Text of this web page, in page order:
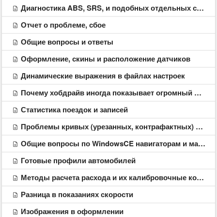
Диагностика ABS, SRS, и подобных отдельных систем
Отчет о проблеме, сбое
Общие вопросы и ответы
Оформление, скины и расположение датчиков
Динамические выражения в файлах настроек
Почему хобдрайв иногда показывает огромный расход топлива
Статистика поездок и записей
Проблемы кривых (урезанных, контрафактных) адаптеров ELM327
Общие вопросы по WindowsCE навигаторам и магнитолам
Готовые профили автомобилей
Методы расчета расхода и их калибровочные коэффициенты
Разница в показаниях скорости
Изображения в оформлении